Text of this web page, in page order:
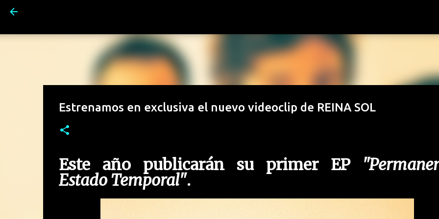
Estrenamos en exclusiva el nuevo videoclip de REINA SOL
Este año publicarán su primer EP
Estado Temporal".